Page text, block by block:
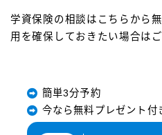
学資保険の相談はこちらから
用を確保しておきたい場合は
簡単3分予約
今なら無料プレゼント付